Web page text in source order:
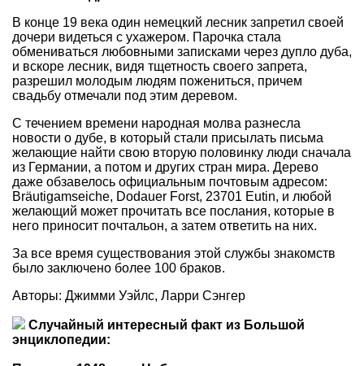
В конце 19 века один немецкий лесник запретил своей
дочери видеться с ухажером. Парочка стала
обмениваться любовными записками через дупло дуба,
и вскоре лесник, видя тщетность своего запрета,
разрешил молодым людям пожениться, причем
свадьбу отмечали под этим деревом.
С течением времени народная молва разнесла
новости о дубе, в который стали присылать письма
желающие найти свою вторую половинку люди сначала
из Германии, а потом и других стран мира. Дерево
даже обзавелось официальным почтовым адресом:
Bräutigamseiche, Dodauer Forst, 23701 Eutin, и любой
желающий может прочитать все послания, которые в
него приносит почтальон, а затем ответить на них.
За все время существования этой службы знакомств
было заключено более 100 браков.
Авторы: Джимми Уэйлс, Ларри Сэнгер
Случайный интересный факт из Большой
энциклопедии: